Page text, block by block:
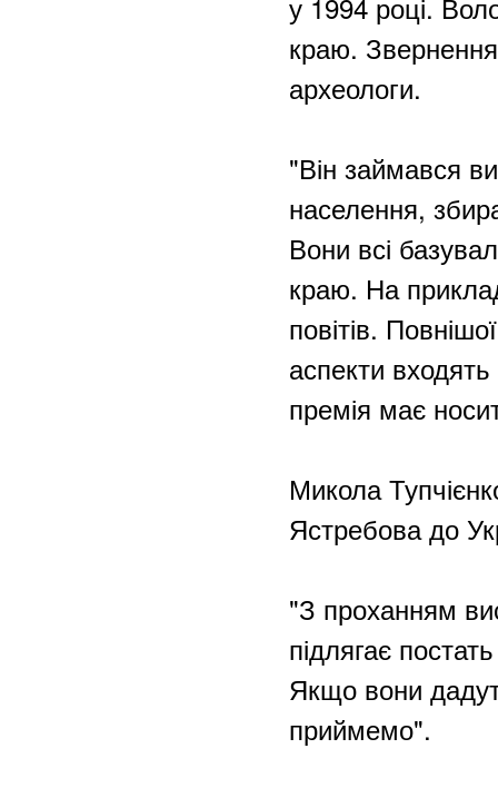
краю.
археологи.
"Він займався
населення,
Вони всі
краю. На
повітів.
аспекти
премія має
Микола
Ястребова до
"З проханням
підлягає
Якщо вони
приймемо".